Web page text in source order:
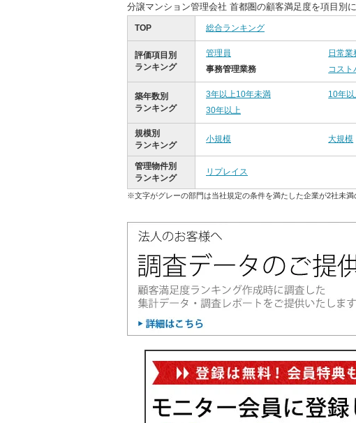
分譲マンション管理会社 首都圏の顧客満足度を項目別
TOP 総合ランキング
評価項目別
ランキング
管理員 日常業
事務管理業務
コスト
築年数別
ランキング
3年以上10年未満 10年
30年以上
規模別
ランキング
小規模 大規模
管理物件別
ランキング
リプレイス
※文字がグレーの部門は当社規定の条件を満たした企業が2社未満